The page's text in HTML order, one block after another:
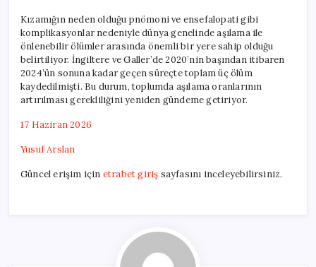
Kızamığın neden olduğu pnömoni ve ensefalopati gibi
komplikasyonlar nedeniyle dünya genelinde aşılama ile
önlenebilir ölümler arasında önemli bir yere sahip olduğu
belirtiliyor. İngiltere ve Galler’de 2020’nin başından itibaren
2024’ün sonuna kadar geçen süreçte toplam üç ölüm
kaydedilmişti. Bu durum, toplumda aşılama oranlarının
artırılması gerekliliğini yeniden gündeme getiriyor.
17 Haziran 2026
Yusuf Arslan
Güncel erişim için etrabet giriş sayfasını inceleyebilirsiniz.